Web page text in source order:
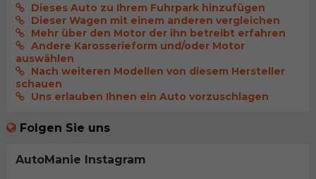
Dieses Auto zu Ihrem Fuhrpark hinzufügen
Dieser Wagen mit einem anderen vergleichen
Mehr über den Motor der ihn betreibt erfahren
Andere Karosserieform und/oder Motor
auswählen
Nach weiteren Modellen von diesem Hersteller
schauen
Uns erlauben Ihnen ein Auto vorzuschlagen
Folgen Sie uns
AutoManie Instagram